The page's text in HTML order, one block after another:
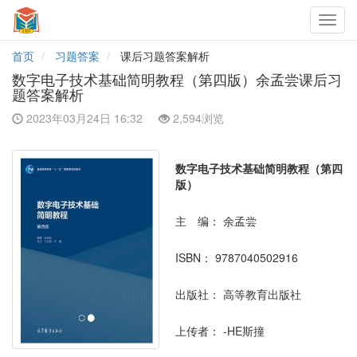
首页
习题答案 课后习题答案解析
数字电子技术基础简明教程（第四版）余孟尝课后习
题答案解析
2023年03月24日 16:32 2,594浏览
数字电子技术基础简明教程（第四
版）
主 编： 余孟尝
ISBN： 9787040502916
出版社： 高等教育出版社
上传者： -HE斯撞